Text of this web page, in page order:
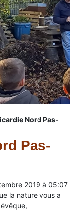
Nord Pas-
Pas-
2019 à 05:07
la nature vous a